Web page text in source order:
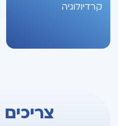
קרדיולוגיה